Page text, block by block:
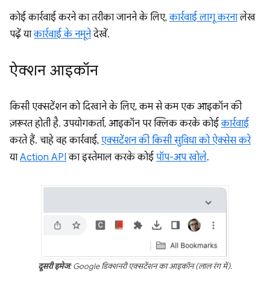
कोई कार्रवाई करने का तरीका जानने के लिए,कार्रवाई लागू करनालेख
पढ़ें याकार्रवाई के नमूनेदेखें.
ऐक्शन आइकॉन
किसी एक्सटेंशन को दिखाने के लिए, कम से कम एक आइकॉन की
ज़रूरत होती है. उपयोगकर्ता, आइकॉन पर क्लिक करके कोईकार्रवाई
करते हैं. चाहे वह कार्रवाई, एक्सटेंशन की किसी सुविधा को ऐक्सेस करे
याAction API का इस्तेमाल करके कोई पॉप-अप खोले.
दूसरी इमेज: Google डिक्शनरी एक्सटेंशन का आइकॉन (लाल रंग में).